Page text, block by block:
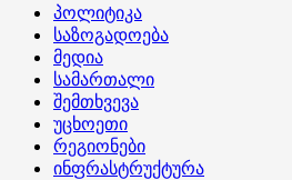
Primary
Menu
პოლიტიკა
საზოგადოება
მედია
სამართალი
შემთხვევა
უცხოეთი
რეგიონები
ინფრასტრუქტურა